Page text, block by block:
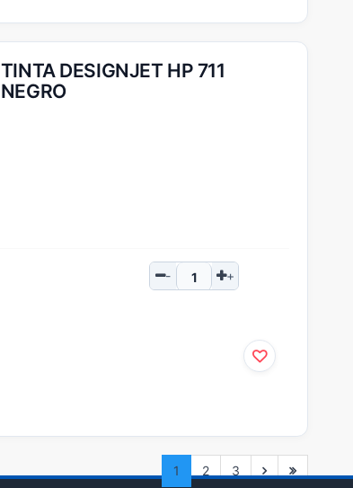
TINTA DESIGNJET HP 711
NEGRO
1 2 3